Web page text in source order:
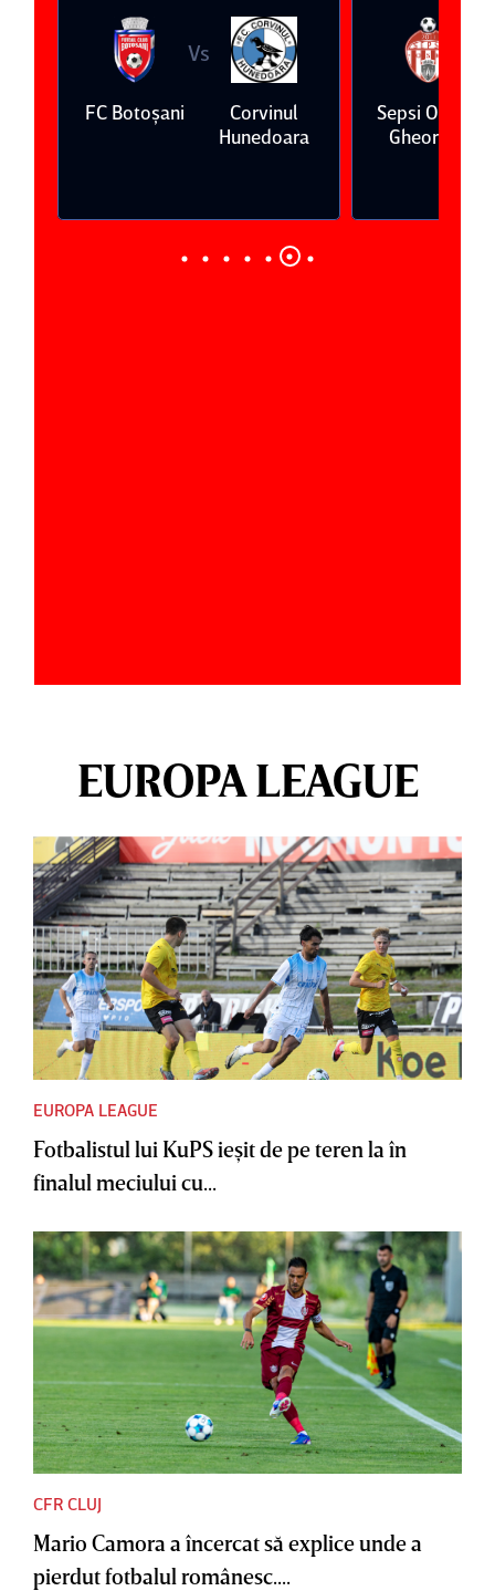
Botoşani
Vs
Corvinul
Hunedoara
Sepsi OSK Sf
Gheorghe
Vs
EUROPA LEAGUE
EUROPA LEAGUE
Fotbalistul lui KuPS ieşit de pe teren la în
finalul meciului cu...
CFR CLUJ
Mario Camora a încercat să explice unde a
pierdut fotbalul românesc....